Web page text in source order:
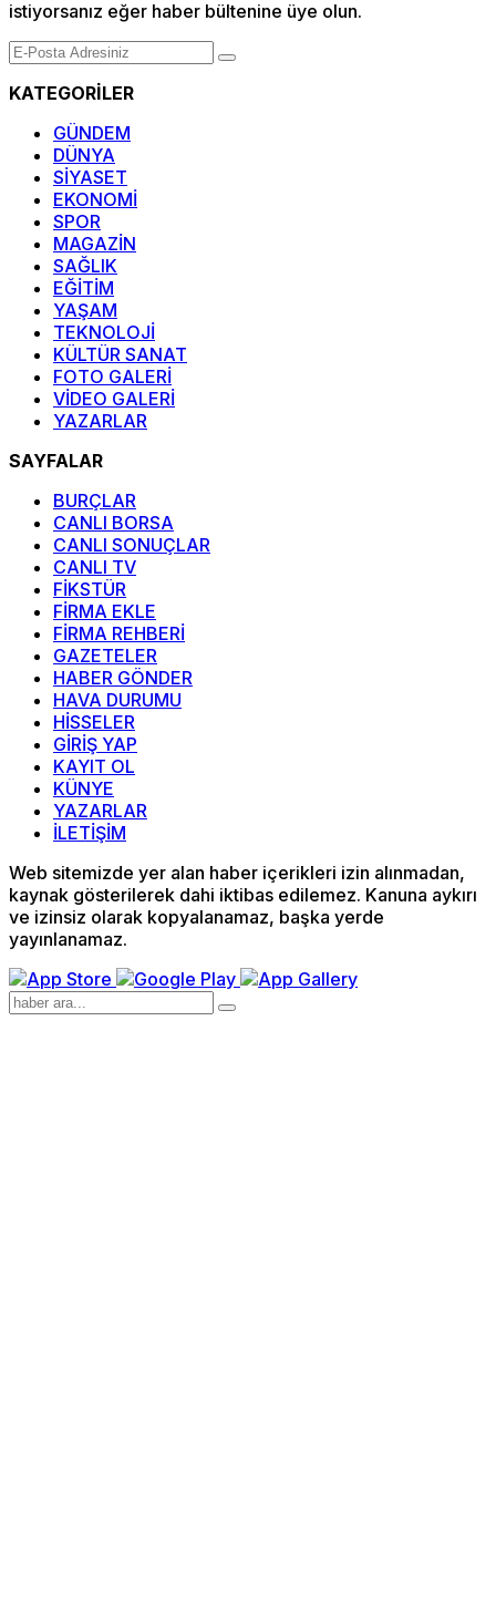
istiyorsanız eğer haber bültenine üye olun.
KATEGORİLER
GÜNDEM
DÜNYA
SİYASET
EKONOMİ
SPOR
MAGAZİN
SAĞLIK
EĞİTİM
YAŞAM
TEKNOLOJİ
KÜLTÜR SANAT
FOTO GALERİ
VİDEO GALERİ
YAZARLAR
SAYFALAR
BURÇLAR
CANLI BORSA
CANLI SONUÇLAR
CANLI TV
FİKSTÜR
FİRMA EKLE
FİRMA REHBERİ
GAZETELER
HABER GÖNDER
HAVA DURUMU
HİSSELER
GİRİŞ YAP
KAYIT OL
KÜNYE
YAZARLAR
İLETİŞİM
Web sitemizde yer alan haber içerikleri izin alınmadan,
kaynak gösterilerek dahi iktibas edilemez. Kanuna aykırı
ve izinsiz olarak kopyalanamaz, başka yerde
yayınlanamaz.